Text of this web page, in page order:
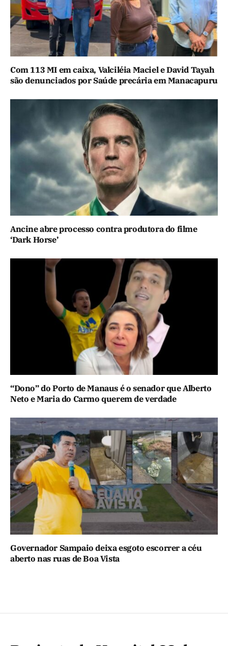
Com 113 MI em caixa, Valciléia Maciel e David Tayah
são denunciados por Saúde precária em Manacapuru
Ancine abre processo contra produtora do filme
‘Dark Horse’
“Dono” do Porto de Manaus é o senador que Alberto
Neto e Maria do Carmo querem de verdade
Governador Sampaio deixa esgoto escorrer a céu
aberto nas ruas de Boa Vista